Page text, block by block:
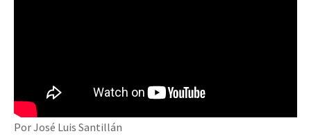
Por José Luis Santillán